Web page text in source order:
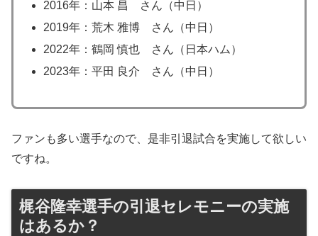
2016年：山本 昌 さん（中日）
2019年：荒木 雅博 さん（中日）
2022年：鶴岡 慎也 さん（日本ハム）
2023年：平田 良介 さん（中日）
ファンも多い選手なので、是非引退試合を実施して欲しい
ですね。
梶谷隆幸選手の引退セレモニーの実施
はあるか？